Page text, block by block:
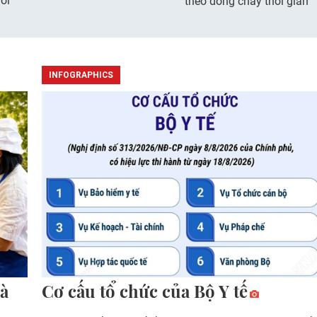
INFOGRAPHICS
Cơ cấu tổ chức của Bộ Y tế